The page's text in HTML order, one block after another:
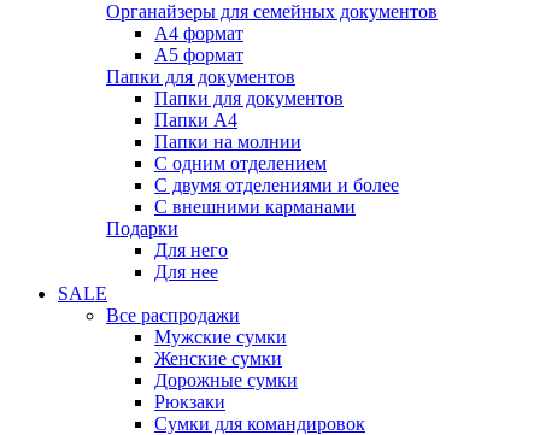
Органайзеры для семейных документов
А4 формат
А5 формат
Папки для документов
Папки для документов
Папки А4
Папки на молнии
С одним отделением
С двумя отделениями и более
С внешними карманами
Подарки
Для него
Для нее
SALE
Все распродажи
Мужские сумки
Женские сумки
Дорожные сумки
Рюкзаки
Сумки для командировок